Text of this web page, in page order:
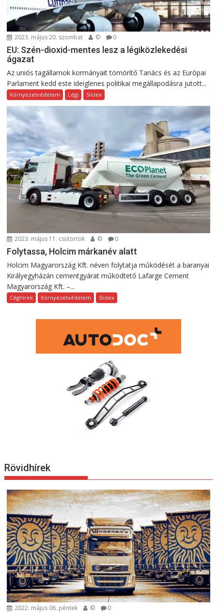
2023. május 20. szombat © 0
EU: Szén-dioxid-mentes lesz a légiközlekedési
ágazat
Az uniós tagállamok kormányait tömörítő Tanács és az Európai
Parlament kedd este ideiglenes politikai megállapodásra jutott...
Környezetvédelem Légi Slidex
2023. május 11. csütörtök © 0
Folytassa, Holcim márkanév alatt
Holcim Magyarország Kft. néven folytatja működését a baranyai
Királyegyházán cementgyárat működtető Lafarge Cement
Magyarország Kft. –...
Céghírek Környezetvédelem Slidex
Rövidhírek
2022. május 06. péntek © 0